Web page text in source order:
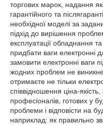
торгових марок, надання
гарантійного та
необхідної моделі за
підхід до вирішення
експлуатації обладнання
придбати ваги електронні
замовити електронні ваги
жодних проблем не
отримаєте не тільки
співвідношення ціна-
професіоналів, готових у
проблеми і відповісти на
наприклад: як правильно